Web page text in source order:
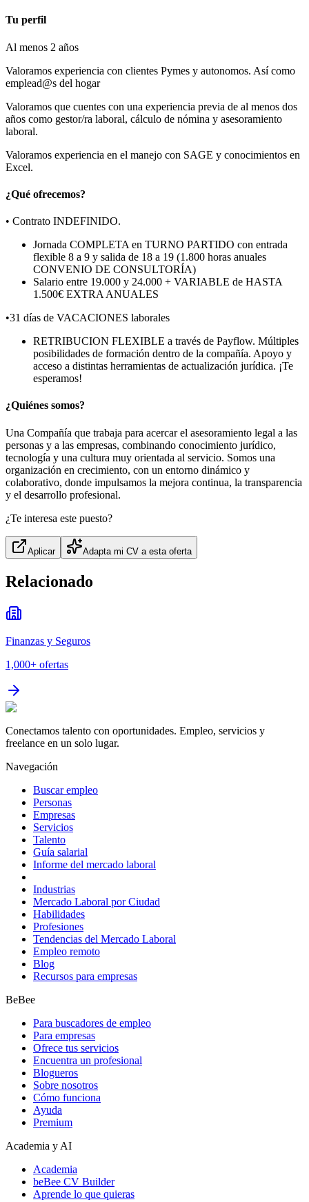
Tu perfil
Al menos 2 años
Valoramos experiencia con clientes Pymes y autonomos. Así como
emplead@s del hogar
Valoramos que cuentes con una experiencia previa de al menos dos
años como gestor/ra laboral, cálculo de nómina y asesoramiento
laboral.
Valoramos experiencia en el manejo con SAGE y conocimientos en
Excel.
¿Qué ofrecemos?
• Contrato INDEFINIDO.
Jornada COMPLETA en TURNO PARTIDO con entrada
flexible 8 a 9 y salida de 18 a 19 (1.800 horas anuales
CONVENIO DE CONSULTORÍA)
Salario entre 19.000 y 24.000 + VARIABLE de HASTA
1.500€ EXTRA ANUALES
•31 días de VACACIONES laborales
RETRIBUCION FLEXIBLE a través de Payflow. Múltiples
posibilidades de formación dentro de la compañía. Apoyo y
acceso a distintas herramientas de actualización jurídica. ¡Te
esperamos!
¿Quiénes somos?
Una Compañía que trabaja para acercar el asesoramiento legal a las
personas y a las empresas, combinando conocimiento jurídico,
tecnología y una cultura muy orientada al servicio. Somos una
organización en crecimiento, con un entorno dinámico y
colaborativo, donde impulsamos la mejora continua, la transparencia
y el desarrollo profesional.
¿Te interesa este puesto?
Aplicar Adapta mi CV a esta oferta
Relacionado
Finanzas y Seguros
1,000+ ofertas
Conectamos talento con oportunidades. Empleo, servicios y
freelance en un solo lugar.
Navegación
Buscar empleo
Personas
Empresas
Servicios
Talento
Guía salarial
Informe del mercado laboral
Industrias
Mercado Laboral por Ciudad
Habilidades
Profesiones
Tendencias del Mercado Laboral
Empleo remoto
Blog
Recursos para empresas
BeBee
Para buscadores de empleo
Para empresas
Ofrece tus servicios
Encuentra un profesional
Blogueros
Sobre nosotros
Cómo funciona
Ayuda
Premium
Academia y AI
Academia
beBee CV Builder
Aprende lo que quieras